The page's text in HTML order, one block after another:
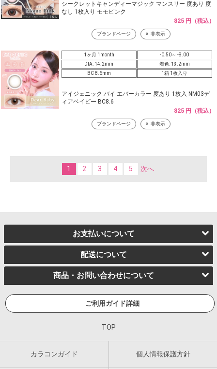
シークレットキャンディーマジック マンスリー 度あり 度
なし 1枚入り モモピンク
825 円（税込）
ブランドページ 非表示
1ヶ月 1month
-0.50～ -8.00
DIA: 14.2mm
着色: 13.2mm
BC 8.6mm
1箱 1枚入り
アイジェニック バイ エバーカラー 度あり 1枚入 NM03デ
ィアベイビー BC8.6
825 円（税込）
ブランドページ 非表示
1 2 3 4 5 次へ
お支払いについて
配送について
商品・お問い合わせについて
ご利用ガイド詳細
TOP
カラコンガイド 個人情報保護方針